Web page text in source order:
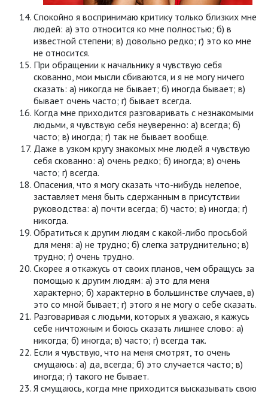
Спокойно я воспринимаю критику только близких мне
людей: а) это относится ко мне полностью; б) в
известной степени; в) довольно редко; г) это ко мне
не относится.
При обращении к начальнику я чувствую себя
скованно, мои мысли сбиваются, и я не могу ничего
сказать: а) никогда не бывает; б) иногда бывает; в)
бывает очень часто; г) бывает всегда.
Когда мне приходится разговаривать с незнакомыми
людьми, я чувствую себя неуверенно: а) всегда; б)
часто; в) иногда; г) так не бывает вообще.
Даже в узком кругу знакомых мне людей я чувствую
себя скованно: а) очень редко; б) иногда; в) очень
часто; г) всегда.
Опасения, что я могу сказать что-нибудь нелепое,
заставляет меня быть сдержанным в присутствии
руководства: а) почти всегда; б) часто; в) иногда; г)
никогда.
Обратиться к другим людям с какой-либо просьбой
для меня: а) не трудно; б) слегка затруднительно; в)
трудно; г) очень трудно.
Скорее я откажусь от своих планов, чем обращусь за
помощью к другим людям: а) это для меня
характерно; б) характерно в большинстве случаев, в)
это со мной бывает; г) этого я не могу о себе сказать.
Разговаривая с людьми, которых я уважаю, я кажусь
себе ничтожным и боюсь сказать лишнее слово: а)
никогда; б) иногда; в) часто; г) всегда так.
Если я чувствую, что на меня смотрят, то очень
смущаюсь: а) да, всегда; б) это случается часто; в)
иногда; г) такого не бывает.
Я смущаюсь, когда мне приходится высказывать свою